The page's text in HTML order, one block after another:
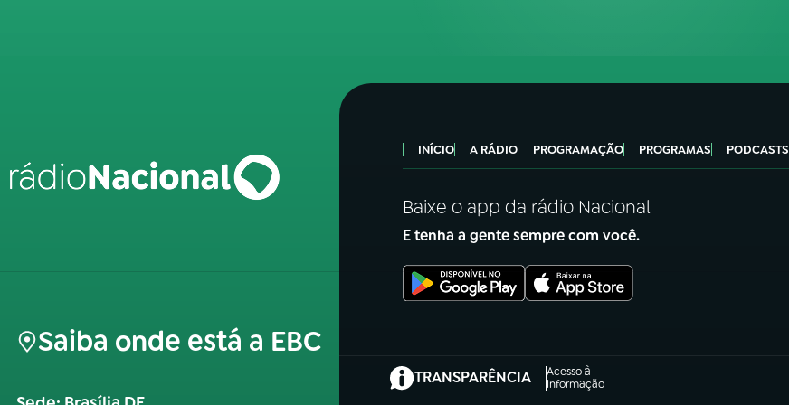
Saiba onde está a EBC
INÍCIO A RÁDIO PROGRAMAÇÃO PROGRAMAS PODCASTS
Baixe o app da rádio Nacional
E tenha a gente sempre com você.
TRANSPARÊNCIA
Acesso à
Informação
(abre em nova aba)